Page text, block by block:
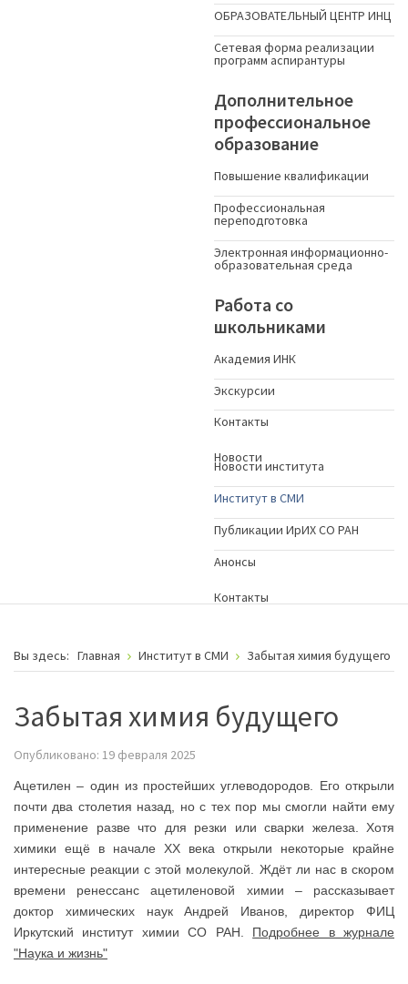
ОБРАЗОВАТЕЛЬНЫЙ ЦЕНТР ИНЦ
Сетевая форма реализации
программ аспирантуры
Дополнительное
профессиональное
образование
Повышение квалификации
Профессиональная
переподготовка
Электронная информационно-
образовательная среда
Работа со
школьниками
Академия ИНК
Экскурсии
Контакты
Новости
Новости института
Институт в СМИ
Публикации ИрИХ СО РАН
Анонсы
Контакты
Вы здесь: Главная Институт в СМИ Забытая химия будущего
Забытая химия будущего
Опубликовано: 19 февраля 2025
Ацетилен – один из простейших углеводородов. Его открыли
почти два столетия назад, но с тех пор мы смогли найти ему
применение разве что для резки или сварки железа. Хотя
химики ещё в начале XX века открыли некоторые крайне
интересные реакции с этой молекулой. Ждёт ли нас в скором
времени ренессанс ацетиленовой химии – рассказывает
доктор химических наук Андрей Иванов, директор ФИЦ
Иркутский институт химии СО РАН. Подробнее в журнале
"Наука и жизнь"